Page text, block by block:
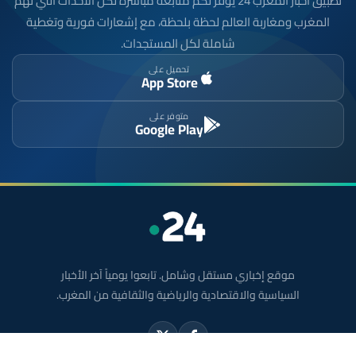
المغرب ومغاربة العالم لحظة بلحظة، مع إشعارات فورية وتغطية
شاملة لكل المستجدات.
تحميل على
App Store
متوفر على
Google Play
موقع إخباري مستقل وشامل. تابعوا يومياً آخر الأخبار
السياسية والاقتصادية والرياضية والثقافية من المغرب.